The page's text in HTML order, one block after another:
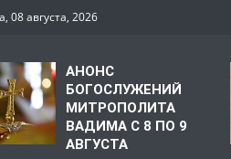
08 августа, 2026
АНОНС
БОГОСЛУЖЕНИЙ
МИТРОПОЛИТА
ВАДИМА С 8 ПО 9
АВГУСТА